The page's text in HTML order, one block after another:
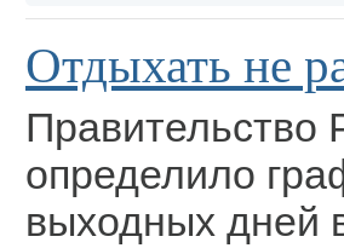
Отдыхать не
Правительство
определило
выходных дней